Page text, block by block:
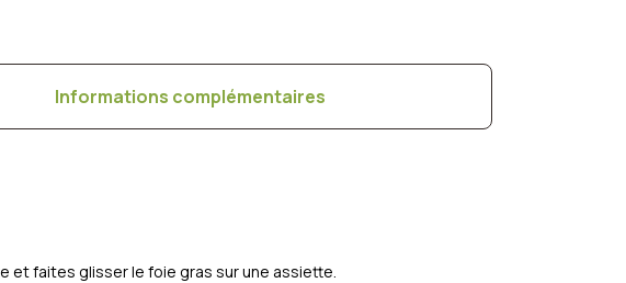
Informations complémentaires
et faites glisser le foie gras sur une assiette.